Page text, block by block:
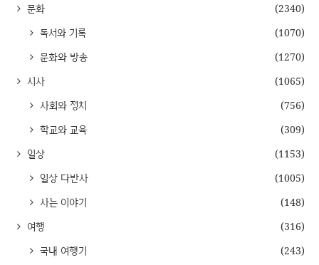
문화
(2340)
독서와 기록
(1070)
문화와 방송
(1270)
시사
(1065)
사회와 정치
(756)
학교와 교육
(309)
일상
(1153)
일상 다반사
(1005)
사는 이야기
(148)
여행
(316)
국내 여행기
(243)